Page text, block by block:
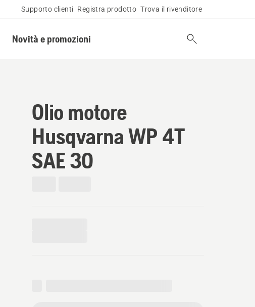
Supporto clienti Registra prodotto Trova il rivenditore
Novità e promozioni
Olio motore
Husqvarna WP 4T
SAE 30